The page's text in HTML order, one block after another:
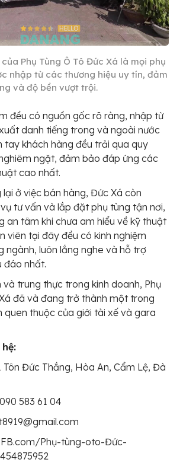
Phụ Tùng Ô Tô Đức Xá là mọi phụ
nhập từ các thương hiệu uy tín, đảm
và độ bền vượt trội.
đều có nguồn gốc rõ ràng, nhập từ
danh tiếng trong và ngoài nước
tay khách hàng đều trải qua quy
ngặt, đảm bảo đáp ứng các
cao nhất.
lại ở việc bán hàng, Đức Xá còn
tư vấn và lắp đặt phụ tùng tận nơi,
an tâm khi chưa am hiểu về kỹ thuật
viên tại đây đều có kinh nghiệm
ngành, luôn lắng nghe và hỗ trợ
đáo nhất.
trung thực trong kinh doanh, Phụ
đã và đang trở thành một trong
quen thuộc của giới tài xế và gara
Tôn Đức Thắng, Hòa An, Cẩm Lệ, Đà
583 61 04
FB.com/Phụ-tùng-oto-Đức-